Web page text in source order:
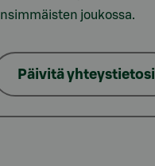
joukossa.
Päivitä yhteystietosi